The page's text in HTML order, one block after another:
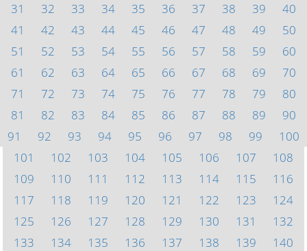
31
32 33 34 35 36 37 38 39
40
41
42 43 44 45 46 47 48 49
50
51
52 53 54 55 56 57 58 59
60
61
62 63 64 65 66 67 68 69
70
71
72 73 74 75 76 77 78 79
80
81
82 83 84 85 86 87 88 89
90
91
92 93 94 95 96 97 98 99
100
101
102 103 104 105 106 107
108
109
110 111 112 113 114 115
116
117
118 119 120 121 122 123
124
125
126 127 128 129 130 131
132
133
134 135 136 137 138 139
140